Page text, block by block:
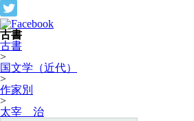
古書
古書
>
国文学（近代）
>
作家別
>
太宰 治